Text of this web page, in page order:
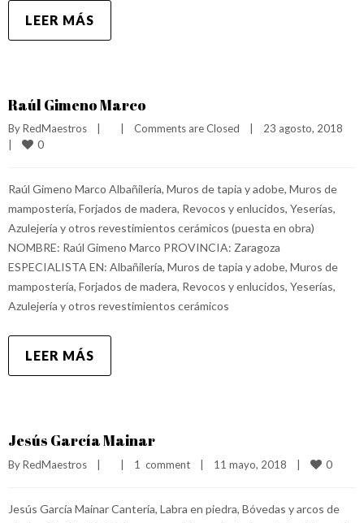
LEER MÁS
Raúl Gimeno Marco
By RedMaestros Comments are Closed
0
Raúl Gimeno Marco Albañilería, Muros de tapia y adobe, Muros de
mampostería, Forjados de madera, Revocos y enlucidos, Yeserías,
Azulejería y otros revestimientos cerámicos (puesta en obra)
NOMBRE: Raúl Gimeno Marco PROVINCIA: Zaragoza
ESPECIALISTA EN: Albañilería, Muros de tapia y adobe, Muros de
mampostería, Forjados de madera, Revocos y enlucidos, Yeserías,
Azulejería y otros revestimientos cerámicos
LEER MÁS
Jesús García Mainar
By RedMaestros 1  comment 11 mayo, 2018 0
Jesús García Mainar Cantería, Labra en piedra, Bóvedas y arcos de